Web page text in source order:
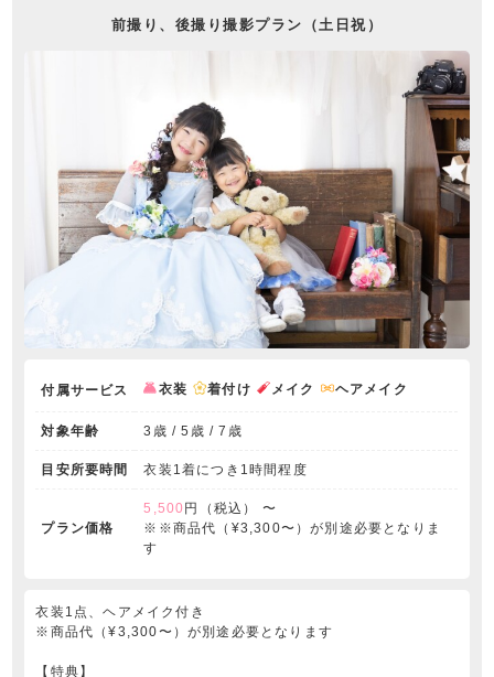
前撮り、後撮り撮影プラン（土日祝）
付属サービス 衣装 着付け メイク ヘアメイク
対象年齢 3歳 / 5歳 / 7歳
目安所要時間 衣装1着につき1時間程度
プラン価格
5,500 円（税込） 〜
※※商品代（¥3,300〜）が別途必要となりま
す
衣装1点、ヘアメイク付き
※商品代（¥3,300〜）が別途必要となります
【特典】